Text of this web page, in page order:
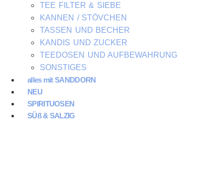
TEE FILTER & SIEBE
KANNEN / STÖVCHEN
TASSEN UND BECHER
KANDIS UND ZUCKER
TEEDOSEN UND AUFBEWAHRUNG
SONSTIGES
alles mit SANDDORN
NEU
SPIRITUOSEN
SÜß & SALZIG